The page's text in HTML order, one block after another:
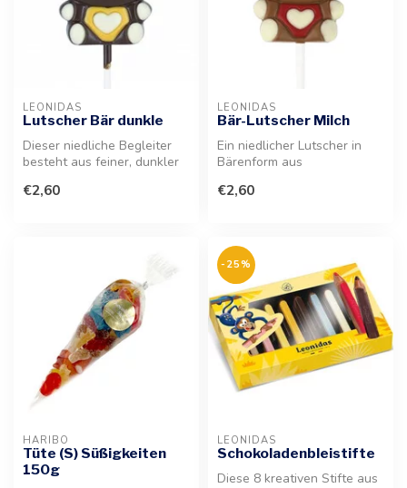
LEONIDAS
Lutscher Bär dunkle
Dieser niedliche Begleiter
besteht aus feiner, dunkler
€2,60
LEONIDAS
Bär-Lutscher Milch
Ein niedlicher Lutscher in
Bärenform aus
Milchschoko...
€2,60
HARIBO
Tüte (S) Süßigkeiten
150g
-25%
LEONIDAS
Schokoladenbleistifte
Diese 8 kreativen Stifte aus